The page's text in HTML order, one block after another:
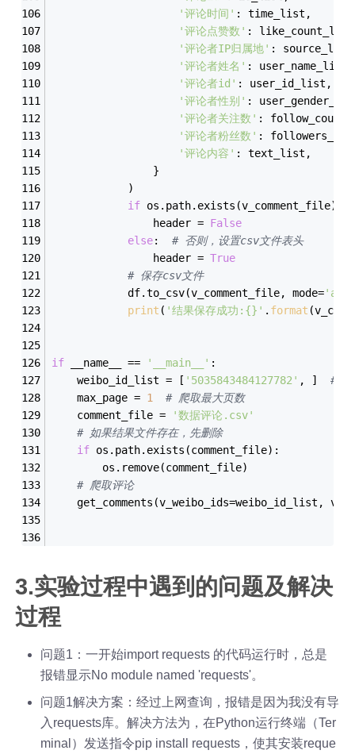
'评论时间' : time_list,
'评论点赞数' :
'评论者IP归属地' :
'评论者姓名' : user_name_list,
'评论者id' : user_id_list,
'评论者性别' :
'评论者关注数' :
'评论者粉丝数' :
'评论内容' : text_list,
                }
            )
if
                header =
False
else: # 否则，设置csv文件表头
                header =
True
# 保存csv文件
            df.to_csv(v_comment_file, mode=
'a+'
print ( '结果保存成功:{}' . format
if __name__ == '__main__' :
    weibo_id_list = [
'5035843484127782' , ] # 指
    max_page =
1
# 爬取最大页数
    comment_file =
'数据评论.csv'
# 如果结果文件存在，先删除
if os.path.exists(comment_file):
        os.remove(comment_file)
# 爬取评论
get_comments(v_weibo_ids=weibo_id_list,
3.实验过程中遇到的问题及解决
过程
问题1：一开始import requests 的代码运行时，总是
报错显示No module named 'requests'。
问题1解决方案：经过上网查询，报错是因为我没有导
入requests库。解决方法为，在Python运行终端（Ter
minal）发送指令pip install requests，使其安装reque